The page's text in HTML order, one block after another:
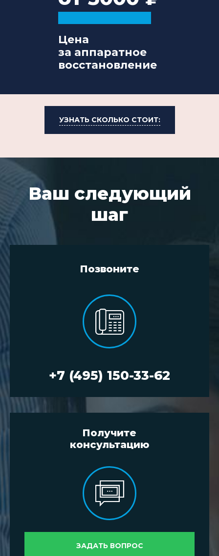
Цена
за аппаратное
восстановление
УЗНАТЬ СКОЛЬКО СТОИТ:
Ваш следующий
шаг
Позвоните
+7 (495) 150-33-62
Получите
консультацию
ЗАДАТЬ ВОПРОС